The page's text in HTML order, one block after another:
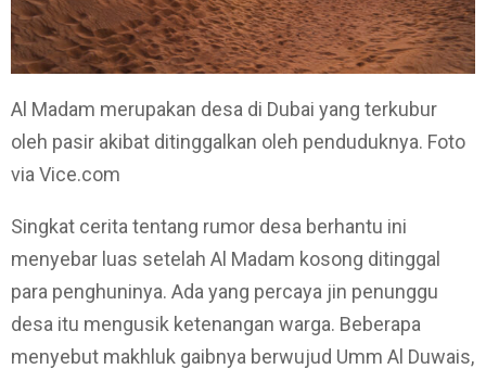
Al Madam merupakan desa di Dubai yang terkubur
oleh pasir akibat ditinggalkan oleh penduduknya. Foto
via Vice.com
Singkat cerita tentang rumor desa berhantu ini
menyebar luas setelah Al Madam kosong ditinggal
para penghuninya. Ada yang percaya jin penunggu
desa itu mengusik ketenangan warga. Beberapa
menyebut makhluk gaibnya berwujud Umm Al Duwais,